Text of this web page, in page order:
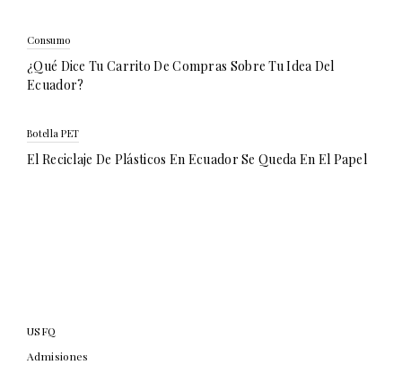
Consumo
¿Qué Dice Tu Carrito De Compras Sobre Tu Idea Del
Ecuador?
Botella PET
El Reciclaje De Plásticos En Ecuador Se Queda En El Papel
USFQ
Admisiones